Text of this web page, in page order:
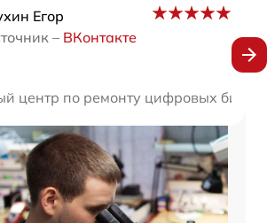
Егор
– ВКонтакте
центр по ремонту цифровых
мастера